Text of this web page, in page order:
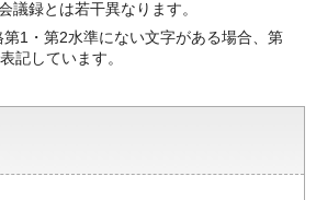
議録とは若干異なります。
1・第2水準にない文字がある場合、第
記しています。